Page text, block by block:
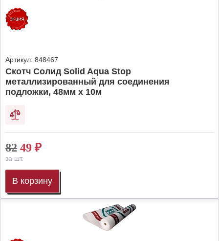
Артикул: 848467
Скотч Солид Solid Aqua Stop
металлизированный для соединения
подложки, 48мм х 10м
82 49 ₽
за шт.
В корзину